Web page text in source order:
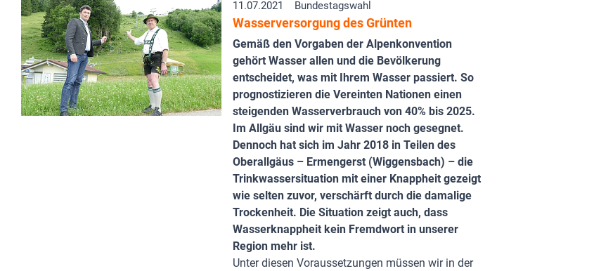
11.07.2021
Bundestagswahl
Wasserversorgung des Grünten
Gemäß den Vorgaben der Alpenkonvention
gehört Wasser allen und die Bevölkerung
entscheidet, was mit Ihrem Wasser passiert. So
prognostizieren die Vereinten Nationen einen
steigenden Wasserverbrauch von 40% bis 2025.
Im Allgäu sind wir mit Wasser noch gesegnet.
Dennoch hat sich im Jahr 2018 in Teilen des
Oberallgäus – Ermengerst (Wiggensbach) – die
Trinkwassersituation mit einer Knappheit gezeigt
wie selten zuvor, verschärft durch die damalige
Trockenheit. Die Situation zeigt auch, dass
Wasserknappheit kein Fremdwort in unserer
Region mehr ist.
Unter diesen Voraussetzungen müssen wir in der